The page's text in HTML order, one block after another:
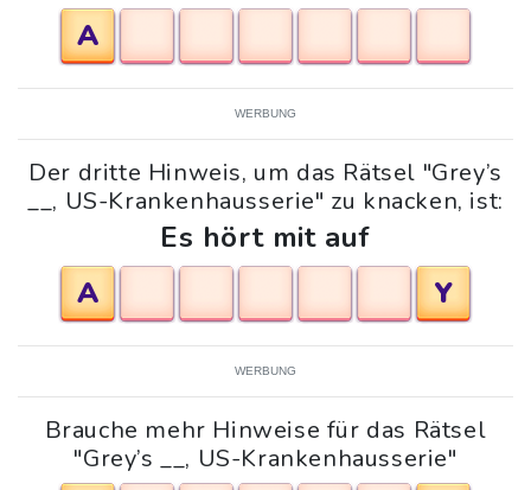
A
WERBUNG
Der dritte Hinweis, um das Rätsel "Grey’s
__, US-Krankenhausserie" zu knacken, ist:
Es hört mit auf
A
Y
WERBUNG
Brauche mehr Hinweise für das Rätsel
"Grey’s __, US-Krankenhausserie"